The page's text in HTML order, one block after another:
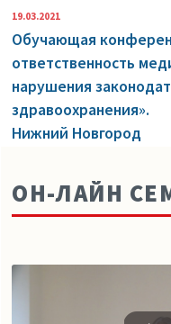
19.03.2021
Обучающая
ответственность
нарушения
здравоохранения».
Нижний Новгород
ОН-ЛАЙН